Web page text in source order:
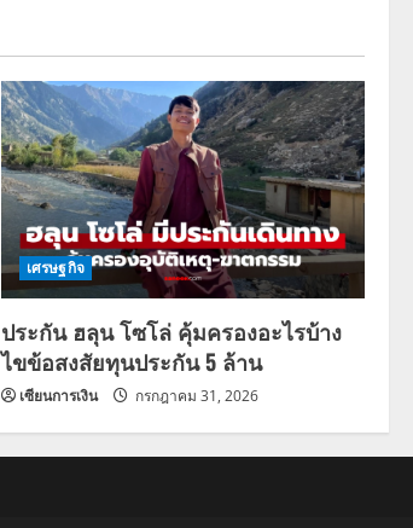
เศรษฐกิจ
ประกัน ฮลุน โซโล่ คุ้มครองอะไรบ้าง
ไขข้อสงสัยทุนประกัน 5 ล้าน
เซียนการเงิน กรกฎาคม 31, 2026